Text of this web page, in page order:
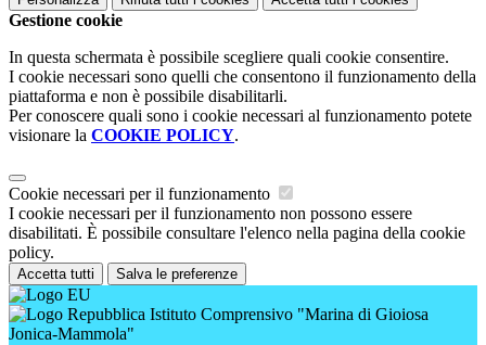
Gestione cookie
In questa schermata è possibile scegliere quali cookie consentire.
I cookie necessari sono quelli che consentono il funzionamento della
piattaforma e non è possibile disabilitarli.
Per conoscere quali sono i cookie necessari al funzionamento potete
visionare la COOKIE POLICY.
Cookie necessari per il funzionamento
I cookie necessari per il funzionamento non possono essere
disabilitati. È possibile consultare l'elenco nella pagina della cookie
policy.
Accetta tutti Salva le preferenze
Istituto Comprensivo "Marina di Gioiosa
Jonica-Mammola"